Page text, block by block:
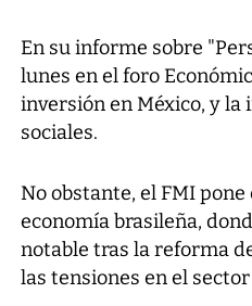
En su informe sobre
lunes en el foro
inversión en México, y
sociales.
No obstante, el FMI
economía brasileña,
notable tras la reforma
las tensiones en el